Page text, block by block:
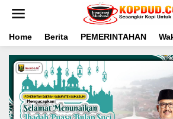
t
Home Berita PEMERINTAHAN